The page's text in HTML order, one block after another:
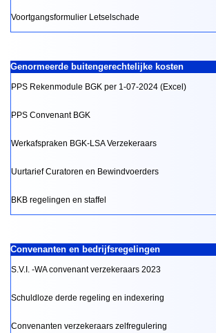
Voortgangsformulier Letselschade
Genormeerde buitengerechtelijke kosten
PPS Rekenmodule BGK per 1-07-2024 (Excel)
PPS Convenant BGK
Werkafspraken BGK-LSA Verzekeraars
Uurtarief Curatoren en Bewindvoerders
BKB regelingen en staffel
Convenanten en bedrijfsregelingen
S.V.I. -WA convenant verzekeraars 2023
Schuldloze derde regeling en indexering
Convenanten verzekeraars zelfregulering